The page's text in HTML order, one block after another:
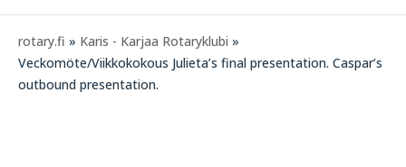
rotary.fi » Karis - Karjaa Rotaryklubi »
Veckomöte/Viikkokokous Julieta’s final presentation. Caspar’s
outbound presentation.